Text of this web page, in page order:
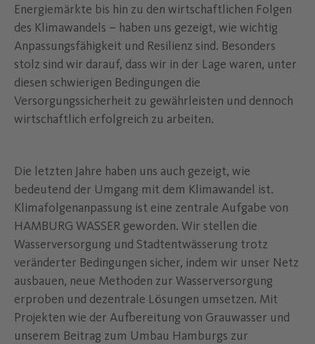
Energiemärkte bis hin zu den wirtschaftlichen Folgen
des Klimawandels – haben uns gezeigt, wie wichtig
Anpassungsfähigkeit und Resilienz sind. Besonders
stolz sind wir darauf, dass wir in der Lage waren, unter
diesen schwierigen Bedingungen die
Versorgungssicherheit zu gewährleisten und dennoch
wirtschaftlich erfolgreich zu arbeiten.
Die letzten Jahre haben uns auch gezeigt, wie
bedeutend der Umgang mit dem Klimawandel ist.
Klimafolgenanpassung ist eine zentrale Aufgabe von
HAMBURG WASSER geworden. Wir stellen die
Wasserversorgung und Stadtentwässerung trotz
veränderter Bedingungen sicher, indem wir unser Netz
ausbauen, neue Methoden zur Wasserversorgung
erproben und dezentrale Lösungen umsetzen. Mit
Projekten wie der Aufbereitung von Grauwasser und
unserem Beitrag zum Umbau Hamburgs zur